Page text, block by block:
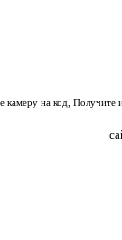
камеру на код,